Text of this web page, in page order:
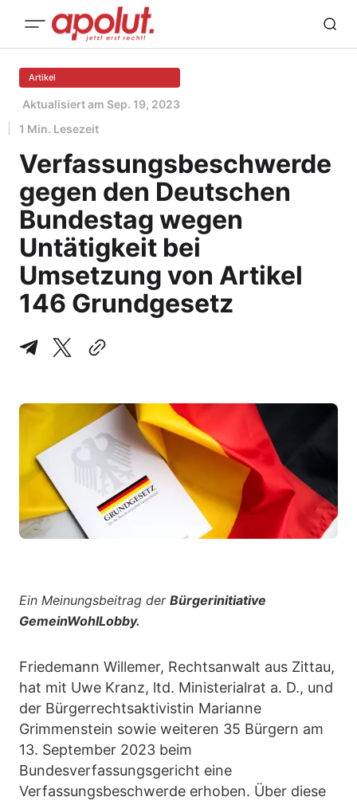
Artikel
Aktualisiert am Sep. 19, 2023
1 Min. Lesezeit
Verfassungsbeschwerde
gegen den Deutschen
Bundestag wegen
Untätigkeit bei
Umsetzung von Artikel
146 Grundgesetz
Ein Meinungsbeitrag der Bürgerinitiative
GemeinWohlLobby.
Friedemann Willemer, Rechtsanwalt aus Zittau,
hat mit Uwe Kranz, ltd. Ministerialrat a. D., und
der Bürgerrechtsaktivistin Marianne
Grimmenstein sowie weiteren 35 Bürgern am
13. September 2023 beim
Bundesverfassungsgericht eine
Verfassungsbeschwerde erhoben. Über diese